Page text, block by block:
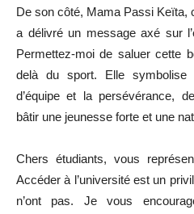
De son côté, Mama Passi Keïta,
a délivré un message axé sur
Permettez-moi de saluer cette
delà du sport. Elle symbolise
d’équipe et la persévérance,
bâtir une jeunesse forte et une
Chers étudiants, vous
Accéder à l’université est un
n’ont pas. Je vous